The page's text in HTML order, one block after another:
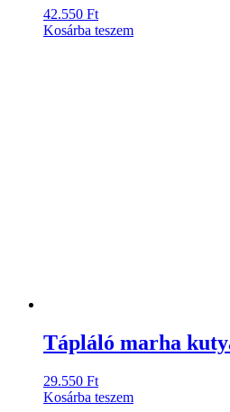
42.550 Ft
Kosárba teszem
Tápláló marha
29.550 Ft
Kosárba teszem